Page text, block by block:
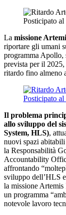
La missione
riportare gli umani
programma Apollo,
prevista per il 2025,
ritardo fino almeno
Il problema
allo sviluppo del
System, HLS),
nuovi spazi
la Responsabilità
Accountability
affrontando
sviluppo dell’HLS
la missione
un programma
notevole lavoro